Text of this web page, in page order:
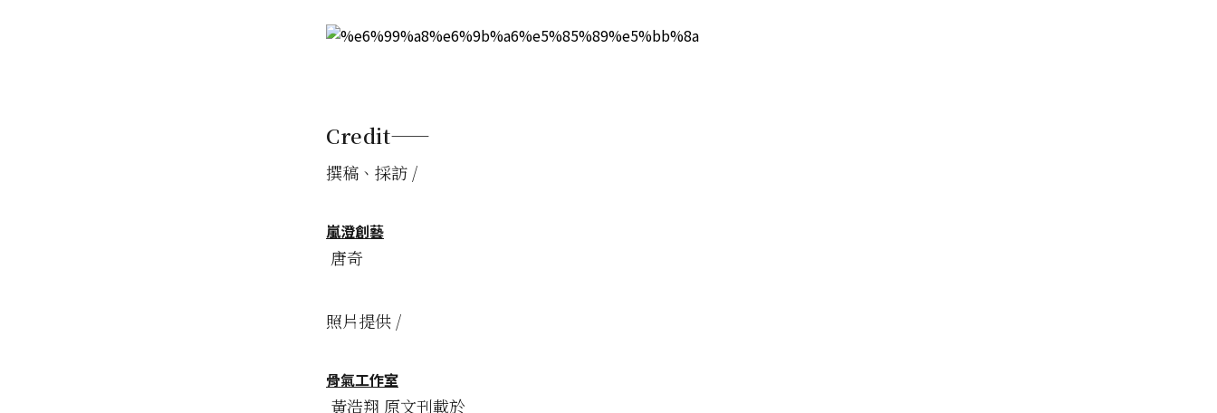
Credit——
撰稿、採訪 /
嵐澄創藝
唐奇
照片提供 /
骨氣工作室
黃浩翔 原文刊載於